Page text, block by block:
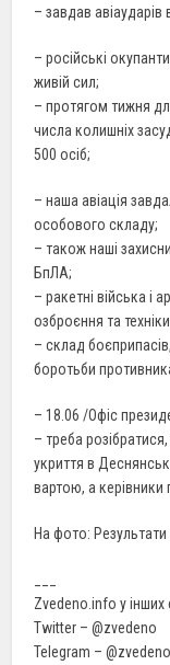
– завдав авіаударів
– російські
живій сил;
– протягом тижня
числа колишніх
500 осіб;
– наша авіація
особового складу;
– також наші
БпЛА;
– ракетні війська і
озброєння та
– склад
боротьби
– 18.06 /Офіс
– треба
укриття в
вартою, а керівники
На фото: Результати
Zvedeno.info у
Twitter – @zvedeno
Telegram – @zvedeno